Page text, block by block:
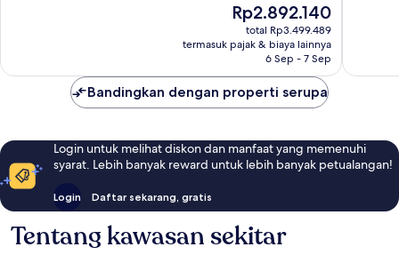
Harga
sekarang
Rp2.892.140
Rp2.892.140
total Rp3.499.489
termasuk pajak & biaya lainnya
6 Sep - 7 Sep
Bandingkan dengan properti serupa
Login untuk melihat diskon dan manfaat yang memenuhi
syarat. Lebih banyak reward untuk lebih banyak petualangan!
Login Daftar sekarang, gratis
Tentang kawasan sekitar